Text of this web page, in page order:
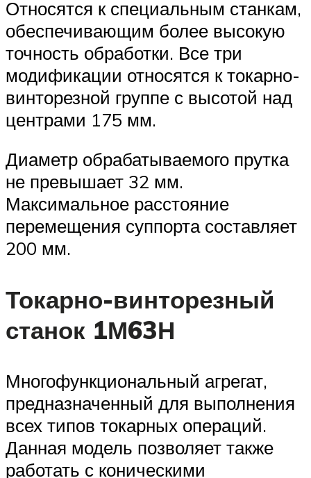
Относятся к специальным станкам,
обеспечивающим более высокую
точность обработки. Все три
модификации относятся к токарно-
винторезной группе с высотой над
центрами 175 мм.
Диаметр обрабатываемого прутка
не превышает 32 мм.
Максимальное расстояние
перемещения суппорта составляет
200 мм.
Токарно-винторезный
станок 1М63Н
Многофункциональный агрегат,
предназначенный для выполнения
всех типов токарных операций.
Данная модель позволяет также
работать с коническими